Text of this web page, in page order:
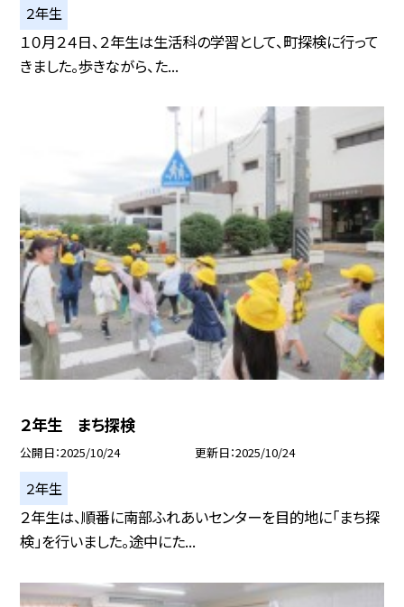
２年生
１０月２４日、２年生は生活科の学習として、町探検に行って
きました。歩きながら、た...
２年生 まち探検
公開日 2025/10/24 更新日 2025/10/24
２年生
２年生は、順番に南部ふれあいセンターを目的地に「まち探
検」を行いました。途中にた...